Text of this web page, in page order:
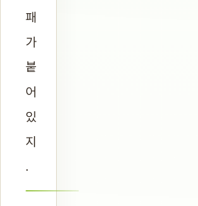
패
가
붙
어
있
지
.